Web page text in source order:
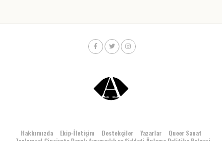
Hakkımızda Ekip-İletişim Destekçiler Yazarlar
Queer Sanat